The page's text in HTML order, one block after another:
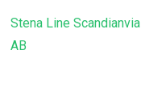
Stena Line Scandianvia
AB